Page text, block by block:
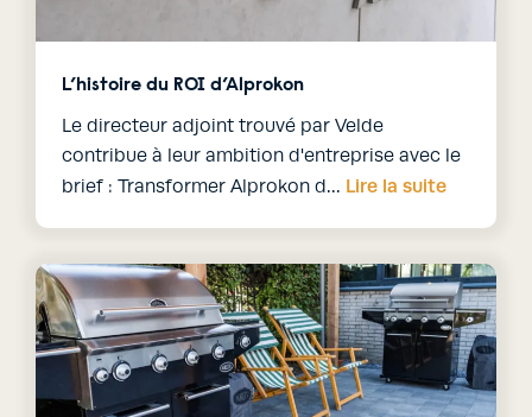
L’histoire du ROI d’Alprokon
Le directeur adjoint trouvé par Velde
contribue à leur ambition d'entreprise avec le
brief : Transformer Alprokon d… Lire la suite